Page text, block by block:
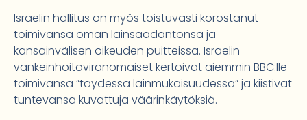
Israelin hallitus on myös toistuvasti korostanut
toimivansa oman lainsäädäntönsä ja
kansainvälisen oikeuden puitteissa. Israelin
vankeinhoitoviranomaiset kertoivat aiemmin BBC:lle
toimivansa ”täydessä lainmukaisuudessa” ja kiistivät
tuntevansa kuvattuja väärinkäytöksiä.